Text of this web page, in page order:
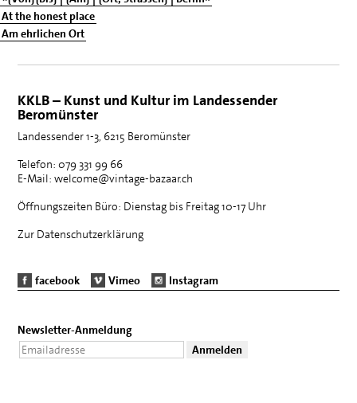
At the honest place
Am ehrlichen Ort
KKLB – Kunst und Kultur im Landessender
Beromünster
Landessender 1-3, 6215 Beromünster
Telefon: 079 331 99 66
E-Mail: welcome@vintage-bazaar.ch
Öffnungszeiten Büro: Dienstag bis Freitag 10-17 Uhr
Zur Datenschutzerklärung
facebook Vimeo Instagram
Newsletter-Anmeldung